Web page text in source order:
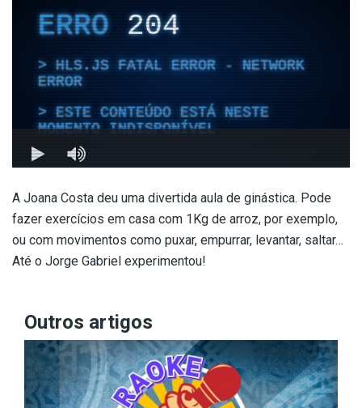
A Joana Costa deu uma divertida aula de ginástica. Pode
fazer exercícios em casa com 1Kg de arroz, por exemplo,
ou com movimentos como puxar, empurrar, levantar, saltar…
Até o Jorge Gabriel experimentou!
Outros artigos